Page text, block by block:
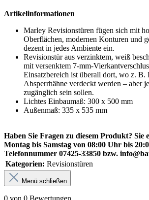
Artikelinformationen
Marley Revisionstüren fügen sich mit
Oberflächen, modernen Konturen und
dezent in jedes Ambiente ein.
Revisionstür aus verzinktem, weiß
mit versenktem 7-mm-
Einsatzbereich ist überall dort, wo z. B.
Absperrhähne verdeckt werden – aber
zugänglich sein sollen.
Lichtes Einbaumaß: 300 x 500 mm
Außenmaß: 335 x 535 mm
Haben Sie Fragen zu diesem Produkt? Sie
Montag bis Samstag von 08:00 Uhr bis
Telefonnummer 07425-33850 bzw.
Kategorien: Revisionstüren
Menü schließen